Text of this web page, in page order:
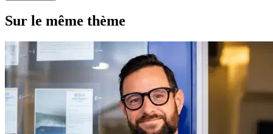
Sur le même thème